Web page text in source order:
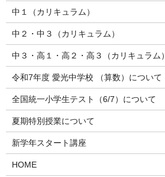
中１（カリキュラム）
中２・中３（カリキュラム）
中３・高１・高２・高３（カリキュラム）
令和7年度 愛光中学校 （算数）について
全国統一小学生テスト（6/7）について
夏期特別授業について
新学年スタート講座
HOME